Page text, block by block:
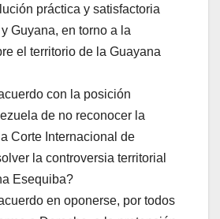
práctica y satisfactoria
Guyana, en torno a la
el territorio de la Guayana
con la posición
de no reconocer la
Corte Internacional de
la controversia territorial
Esequiba?
en oponerse, por todos